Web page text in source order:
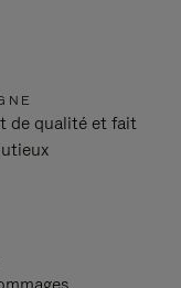
de qualité et fait